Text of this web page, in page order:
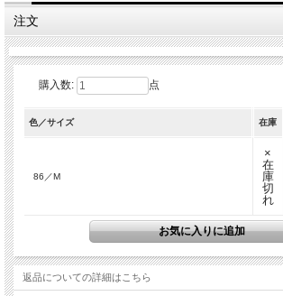
注文
購入数: 点
色／サイズ 在庫
86／M
×
在
庫
切
れ
返品についての詳細はこちら